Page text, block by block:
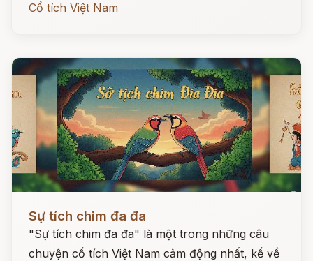
Cổ tích Việt Nam
Sự tích chim đa đa
"Sự tích chim đa đa" là một trong những câu
chuyện cổ tích Việt Nam cảm động nhất, kể về